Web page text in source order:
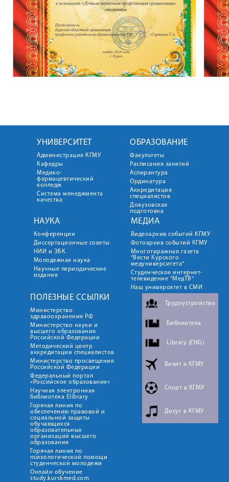
УНИВЕРСИТЕТ
Администрация КГМУ
Кафедры
Медико-
фармацевтический
колледж
Система менеджмента
качества
ОБРАЗОВАНИЕ
Факультеты
Расписания занятий
Аспирантура
Ординатура
Аккредитация
специалистов
Довузовская
подготовка
НАУКА
Конференции
Диссертационные советы
НИИ и ЭБК
Молодежная наука
Научные периодические
издания
МЕДИА
Видеоархив событий КГМУ
Фотоархив событий КГМУ
Многотиражная газета
"Вести Курского
медуниверситета"
Студенческое интернет-
телевидение "МедТВ"
Наш университет в СМИ
ПОЛЕЗНЫЕ ССЫЛКИ
Министерство
здравоохранения РФ
Министерство науки и
высшего образования
Российской Федерации
Методический центр
аккредитации специалистов
Министерство просвещения
Российской Федерации
Федеральный портал
«Российское образование»
Научная электронная
библиотека Elibrary
Горячая линия по
обеспечению правовой и
социальной защиты
обучающихся
образовательных
организаций высшего
образования
Горячая линия по
психологической помощи
студенческой молодежи
Онлайн обучение
study.kurskmed.com
Трудоустройство
Библиотека
Library (ENG)
Визит в КГМУ
Спорт в КГМУ
Досуг в КГМУ